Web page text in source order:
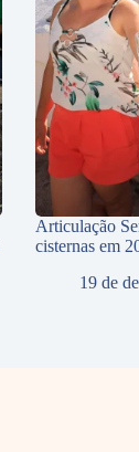
Articulação
cisternas em
19 de